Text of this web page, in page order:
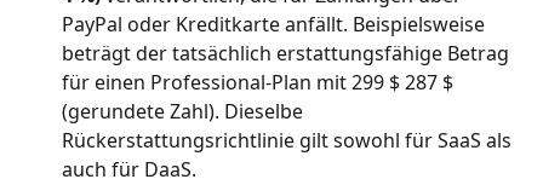
PayPal oder Kreditkarte anfällt. Beispielsweise
beträgt der tatsächlich erstattungsfähige Betrag
für einen Professional-Plan mit 299 $ 287 $
(gerundete Zahl). Dieselbe
Rückerstattungsrichtlinie gilt sowohl für SaaS als
auch für DaaS.